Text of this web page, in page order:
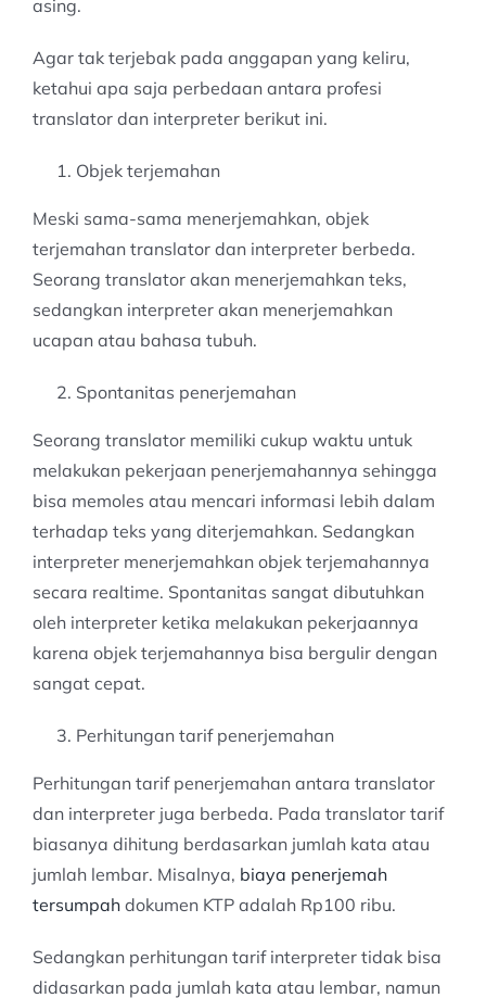
asing.
Agar tak terjebak pada anggapan yang keliru,
ketahui apa saja perbedaan antara profesi
translator dan interpreter berikut ini.
Objek terjemahan
Meski sama-sama menerjemahkan, objek
terjemahan translator dan interpreter berbeda.
Seorang translator akan menerjemahkan teks,
sedangkan interpreter akan menerjemahkan
ucapan atau bahasa tubuh.
Spontanitas penerjemahan
Seorang translator memiliki cukup waktu untuk
melakukan pekerjaan penerjemahannya sehingga
bisa memoles atau mencari informasi lebih dalam
terhadap teks yang diterjemahkan. Sedangkan
interpreter menerjemahkan objek terjemahannya
secara realtime. Spontanitas sangat dibutuhkan
oleh interpreter ketika melakukan pekerjaannya
karena objek terjemahannya bisa bergulir dengan
sangat cepat.
Perhitungan tarif penerjemahan
Perhitungan tarif penerjemahan antara translator
dan interpreter juga berbeda. Pada translator tarif
biasanya dihitung berdasarkan jumlah kata atau
jumlah lembar. Misalnya, biaya penerjemah
tersumpahdokumen KTP adalah Rp100 ribu.
Sedangkan perhitungan tarif interpreter tidak bisa
didasarkan pada jumlah kata atau lembar, namun